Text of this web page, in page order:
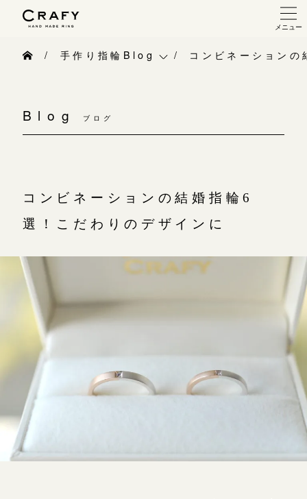
メニュー
指輪制作の流れ
指輪作品集
工房一覧
よくあるご質問
アフターケア・保証
CRAFYについて
SNS・ブログ
Blog ブログ
手作り指輪Blog
手作り指輪作品集
指輪のハンドメイド・手作り
コンビネーション
コンビネーションの結婚指輪6
選！こだわりのデザインに